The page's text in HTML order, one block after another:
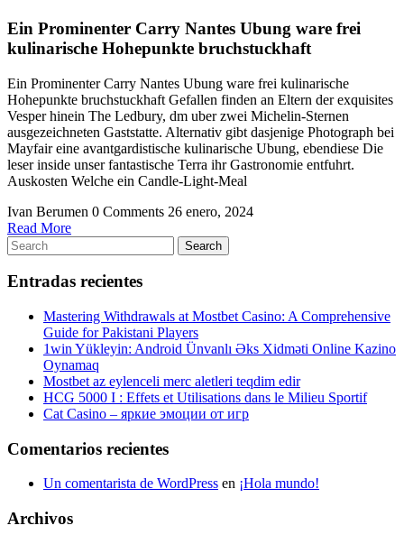
Ein Prominenter Carry Nantes Ubung ware frei
kulinarische Hohepunkte bruchstuckhaft
Ein Prominenter Carry Nantes Ubung ware frei kulinarische
Hohepunkte bruchstuckhaft Gefallen finden an Eltern der exquisites
Vesper hinein The Ledbury, dm uber zwei Michelin-Sternen
ausgezeichneten Gaststatte. Alternativ gibt dasjenige Photograph bei
Mayfair eine avantgardistische kulinarische Ubung, ebendiese Die
leser inside unser fantastische Terra ihr Gastronomie entfuhrt.
Auskosten Welche ein Candle-Light-Meal
Ivan Berumen 0 Comments 26 enero, 2024
Read MoreRead
Search
for:
Search
Entradas recientes
Mastering Withdrawals at Mostbet Casino: A Comprehensive
Guide for Pakistani Players
1win Yükleyin: Android Ünvanlı Əks Xidməti Online Kazino
Oynamaq
Mostbet az eylenceli merc aletleri teqdim edir
HCG 5000 I : Effets et Utilisations dans le Milieu Sportif
Cat Casino – яркие эмоции от игр
Comentarios recientes
Un comentarista de WordPress en ¡Hola mundo!
Archivos